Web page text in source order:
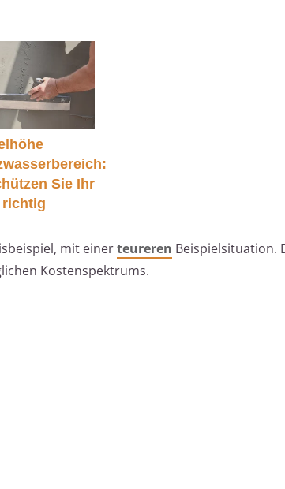
Sie Ihr
richtig
mit einerteureren Beispielsituation.
Kostenspektrums.